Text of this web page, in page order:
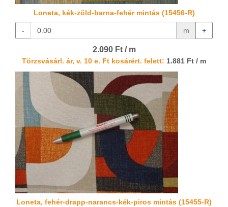
Loneta, kék-zöld-barna-fehér mintás (15456-R)
- m +
2.090 Ft / m
Törzsvásárl. ár, v. 10 e. Ft kosárért. felett: 1.881 Ft / m
Loneta, fehér-drapp-narancs-kék-piros mintás (15455-R)